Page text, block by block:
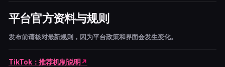
平台官方资料与规则
发布前请核对最新规则，因为平台政策和界面会发生变化。
TikTok：推荐机制说明